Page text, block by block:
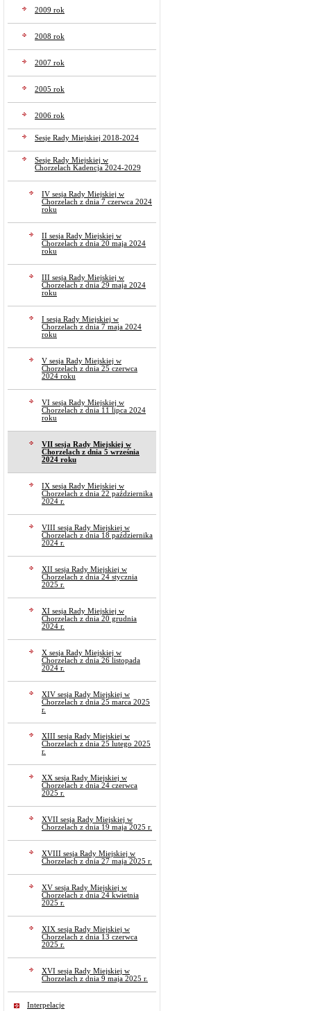
2009 rok
2008 rok
2007 rok
2005 rok
2006 rok
Sesje Rady Miejskiej 2018-2024
Sesje Rady Miejskiej w
Chorzelach Kadencja 2024-2029
IV sesja Rady Miejskiej w
Chorzelach z dnia 7 czerwca 2024
roku
II sesja Rady Miejskiej w
Chorzelach z dnia 20 maja 2024
roku
III sesja Rady Miejskiej w
Chorzelach z dnia 29 maja 2024
roku
I sesja Rady Miejskiej w
Chorzelach z dnia 7 maja 2024
roku
V sesja Rady Miejskiej w
Chorzelach z dnia 25 czerwca
2024 roku
VI sesja Rady Miejskiej w
Chorzelach z dnia 11 lipca 2024
roku
VII sesja Rady Miejskiej w
Chorzelach z dnia 5 września
2024 roku
IX sesja Rady Miejskiej w
Chorzelach z dnia 22 października
2024 r.
VIII sesja Rady Miejskiej w
Chorzelach z dnia 18 października
2024 r.
XII sesja Rady Miejskiej w
Chorzelach z dnia 24 stycznia
2025 r.
XI sesja Rady Miejskiej w
Chorzelach z dnia 20 grudnia
2024 r.
X sesja Rady Miejskiej w
Chorzelach z dnia 26 listopada
2024 r.
XIV sesja Rady Miejskiej w
Chorzelach z dnia 25 marca 2025
r.
XIII sesja Rady Miejskiej w
Chorzelach z dnia 25 lutego 2025
r.
XX sesja Rady Miejskiej w
Chorzelach z dnia 24 czerwca
2025 r.
XVII sesja Rady Miejskiej w
Chorzelach z dnia 19 maja 2025 r.
XVIII sesja Rady Miejskiej w
Chorzelach z dnia 27 maja 2025 r.
XV sesja Rady Miejskiej w
Chorzelach z dnia 24 kwietnia
2025 r.
XIX sesja Rady Miejskiej w
Chorzelach z dnia 13 czerwca
2025 r.
XVI sesja Rady Miejskiej w
Chorzelach z dnia 9 maja 2025 r.
Interpelacje